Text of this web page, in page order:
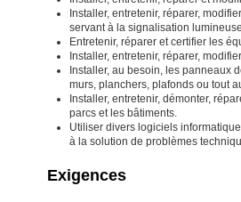
Installer, entretenir, réparer,
servant à la signalisation
Entretenir, réparer et certifier les
Installer, entretenir, réparer,
Installer, au besoin, les panneaux
murs, planchers, plafonds ou tout
Installer, entretenir, démonter,
parcs et les bâtiments.
Utiliser divers logiciels
à la solution de problèmes
Exigences